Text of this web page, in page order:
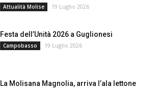
Attualità Molise 19 Luglio 2026
Festa dell’Unità 2026 a Guglionesi
Campobasso 19 Luglio 2026
La Molisana Magnolia, arriva l’ala lettone